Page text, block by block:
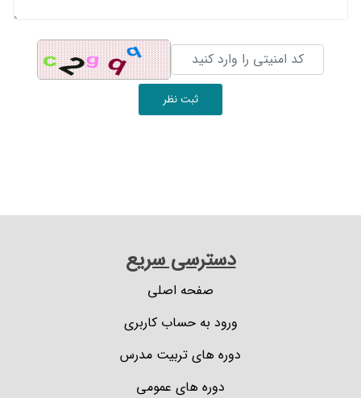
ثبت نظر
دسترسی سریع
صفحه اصلی
ورود به حساب کاربری
دوره های تربیت مدرس
دوره های عمومی